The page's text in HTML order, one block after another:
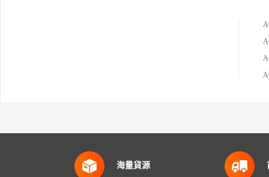
海量貨源